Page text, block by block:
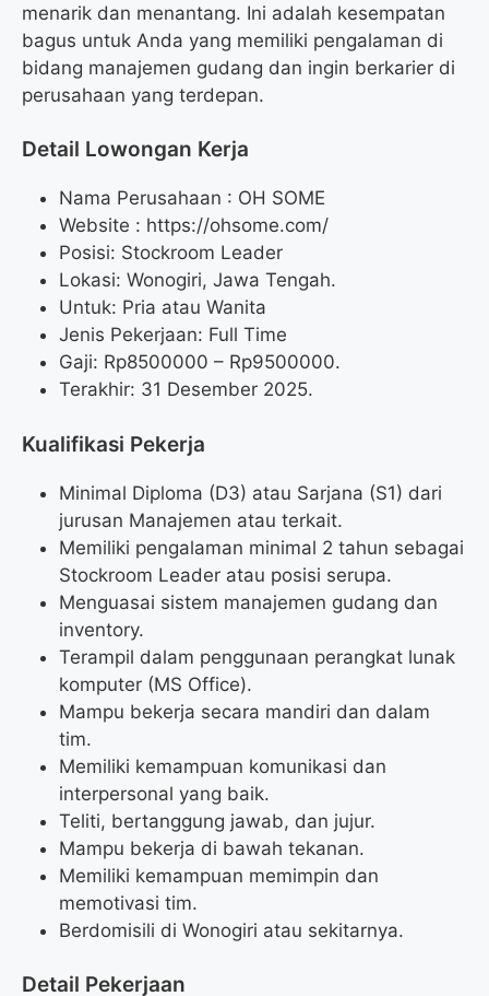
menarik dan menantang. Ini adalah kesempatan
bagus untuk Anda yang memiliki pengalaman di
bidang manajemen gudang dan ingin berkarier di
perusahaan yang terdepan.
Detail Lowongan Kerja
Nama Perusahaan : OH SOME
Website : https://ohsome.com/
Posisi: Stockroom Leader
Lokasi: Wonogiri, Jawa Tengah.
Untuk: Pria atau Wanita
Jenis Pekerjaan: Full Time
Gaji: Rp8500000 – Rp9500000.
Terakhir: 31 Desember 2025.
Kualifikasi Pekerja
Minimal Diploma (D3) atau Sarjana (S1) dari
jurusan Manajemen atau terkait.
Memiliki pengalaman minimal 2 tahun sebagai
Stockroom Leader atau posisi serupa.
Menguasai sistem manajemen gudang dan
inventory.
Terampil dalam penggunaan perangkat lunak
komputer (MS Office).
Mampu bekerja secara mandiri dan dalam
tim.
Memiliki kemampuan komunikasi dan
interpersonal yang baik.
Teliti, bertanggung jawab, dan jujur.
Mampu bekerja di bawah tekanan.
Memiliki kemampuan memimpin dan
memotivasi tim.
Berdomisili di Wonogiri atau sekitarnya.
Detail Pekerjaan